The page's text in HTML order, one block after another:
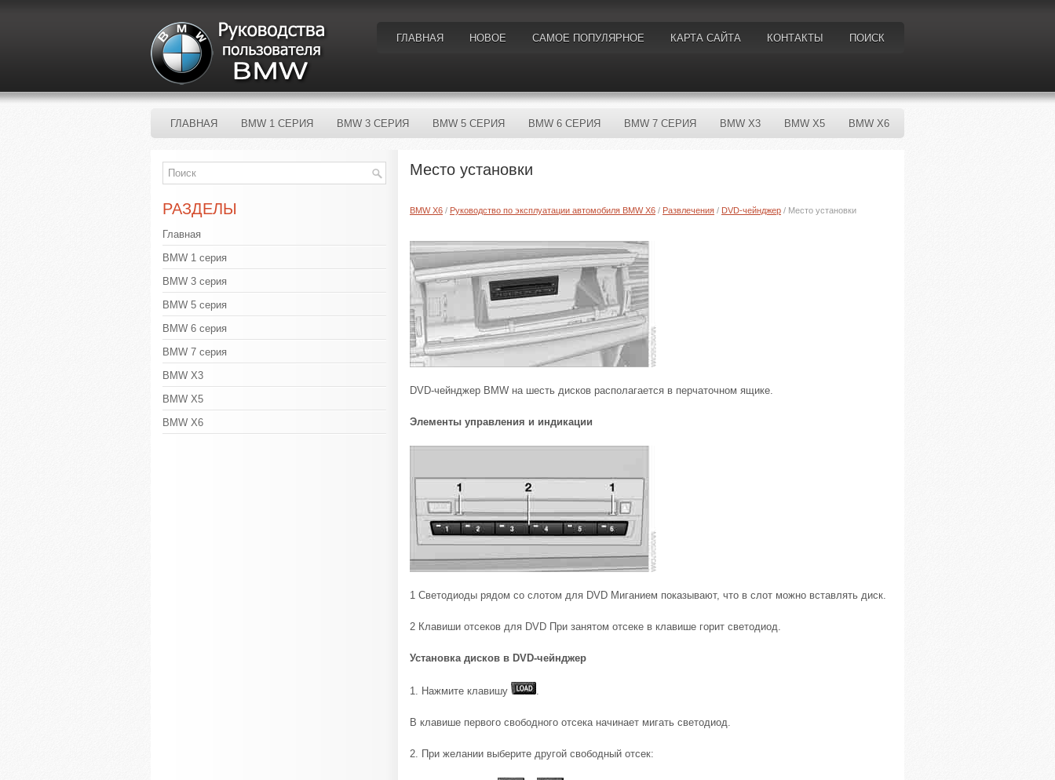
ГЛАВНАЯ НОВОЕ САМОЕ ПОПУЛЯРНОЕ КАРТА САЙТА КОНТАКТЫ ПОИСК
ГЛАВНАЯ BMW 1 СЕРИЯ BMW 3 СЕРИЯ BMW 5 СЕРИЯ BMW 6 СЕРИЯ BMW 7 СЕРИЯ BMW X3 BMW X5 BMW X6
Место установки
BMW X6 / Руководство по эксплуатации автомобиля BMW X6 / Развлечения / DVD-чейнджер / Место установки
DVD-чейнджер BMW на шесть дисков располагается в перчаточном ящике.
Элементы управления и индикации
1 Светодиоды рядом со слотом для DVD Миганием показывают, что в слот можно вставлять диск.
2 Клавиши отсеков для DVD При занятом отсеке в клавише горит светодиод.
Установка дисков в DVD-чейнджер
1. Нажмите клавишу .
В клавише первого свободного отсека начинает мигать светодиод.
2. При желании выберите другой свободный отсек:
РАЗДЕЛЫ
Главная
BMW 1 серия
BMW 3 серия
BMW 5 серия
BMW 6 серия
BMW 7 серия
BMW X3
BMW X5
BMW X6